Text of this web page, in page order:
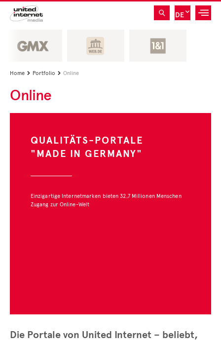
DE
Home  Portfolio  Online
Online
QUALITÄTS-PORTALE
"MADE IN GERMANY"
Einzigartige Internetmarken bieten 32,7 Millionen Menschen
Zugang zur Online-Welt
Die Portale von United Internet – beliebt,